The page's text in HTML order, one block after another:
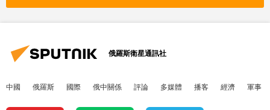
俄羅斯衛星通訊社
中國 俄羅斯 國際 俄中關係 評論 多媒體 播客 經濟 軍事